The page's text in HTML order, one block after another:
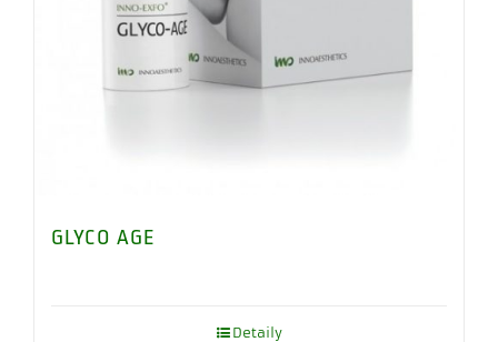
GLYCO AGE
Detaily